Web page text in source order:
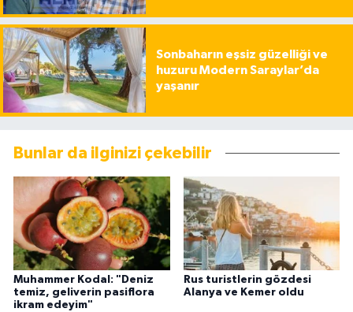
Sonbaharın eşsiz güzelliği ve
huzuru Modern Saraylar’da
yaşanır
Bunlar da ilginizi çekebilir
Muhammer Kodal: "Deniz
temiz, geliverin pasiflora
ikram edeyim"
Rus turistlerin gözdesi
Alanya ve Kemer oldu